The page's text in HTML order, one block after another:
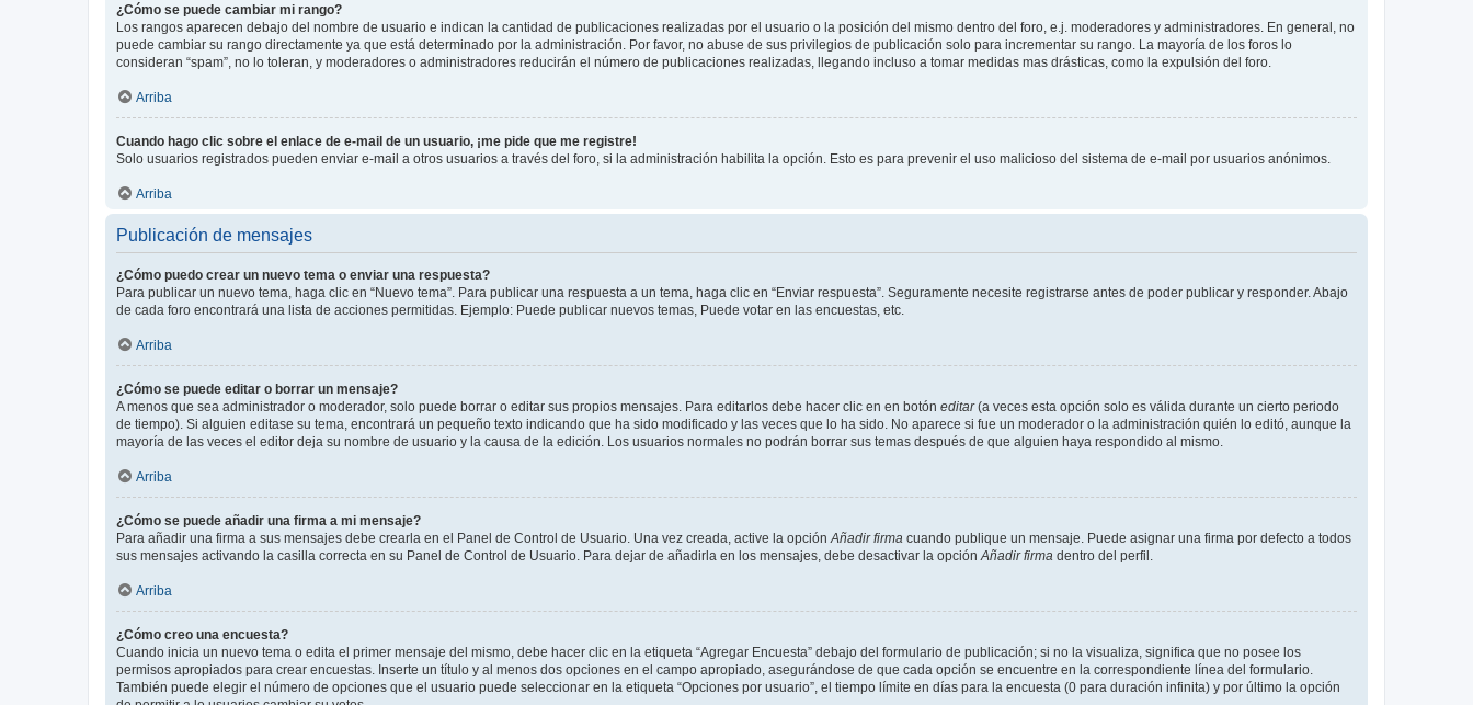
¿Cómo se puede cambiar mi rango?
Los rangos aparecen debajo del nombre de usuario e indican la cantidad de publicaciones realizadas por el usuario o la posición del mismo dentro del foro, e.j. moderadores y administradores. En general, no
puede cambiar su rango directamente ya que está determinado por la administración. Por favor, no abuse de sus privilegios de publicación solo para incrementar su rango. La mayoría de los foros lo
consideran “spam”, no lo toleran, y moderadores o administradores reducirán el número de publicaciones realizadas, llegando incluso a tomar medidas mas drásticas, como la expulsión del foro.
Arriba
Cuando hago clic sobre el enlace de e-mail de un usuario, ¡me pide que me registre!
Solo usuarios registrados pueden enviar e-mail a otros usuarios a través del foro, si la administración habilita la opción. Esto es para prevenir el uso malicioso del sistema de e-mail por usuarios anónimos.
Arriba
Publicación de mensajes
¿Cómo puedo crear un nuevo tema o enviar una respuesta?
Para publicar un nuevo tema, haga clic en “Nuevo tema”. Para publicar una respuesta a un tema, haga clic en “Enviar respuesta”. Seguramente necesite registrarse antes de poder publicar y responder. Abajo
de cada foro encontrará una lista de acciones permitidas. Ejemplo: Puede publicar nuevos temas, Puede votar en las encuestas, etc.
Arriba
¿Cómo se puede editar o borrar un mensaje?
A menos que sea administrador o moderador, solo puede borrar o editar sus propios mensajes. Para editarlos debe hacer clic en en botón editar(a veces esta opción solo es válida durante un cierto periodo
de tiempo). Si alguien editase su tema, encontrará un pequeño texto indicando que ha sido modificado y las veces que lo ha sido. No aparece si fue un moderador o la administración quién lo editó, aunque la
mayoría de las veces el editor deja su nombre de usuario y la causa de la edición. Los usuarios normales no podrán borrar sus temas después de que alguien haya respondido al mismo.
Arriba
¿Cómo se puede añadir una firma a mi mensaje?
Para añadir una firma a sus mensajes debe crearla en el Panel de Control de Usuario. Una vez creada, active la opciónAñadir firma cuando publique un mensaje. Puede asignar una firma por defecto a todos
sus mensajes activando la casilla correcta en su Panel de Control de Usuario. Para dejar de añadirla en los mensajes, debe desactivar la opciónAñadir firma dentro del perfil.
Arriba
¿Cómo creo una encuesta?
Cuando inicia un nuevo tema o edita el primer mensaje del mismo, debe hacer clic en la etiqueta “Agregar Encuesta” debajo del formulario de publicación; si no la visualiza, significa que no posee los
permisos apropiados para crear encuestas. Inserte un título y al menos dos opciones en el campo apropiado, asegurándose de que cada opción se encuentre en la correspondiente línea del formulario.
También puede elegir el número de opciones que el usuario puede seleccionar en la etiqueta “Opciones por usuario”, el tiempo límite en días para la encuesta (0 para duración infinita) y por último la opción